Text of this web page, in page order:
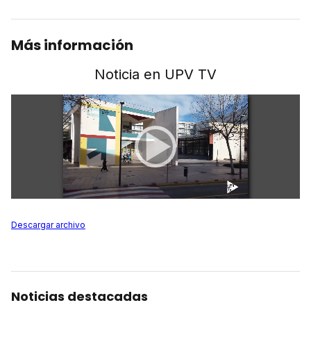
Más información
Noticia en UPV TV
Descargar archivo
Noticias destacadas